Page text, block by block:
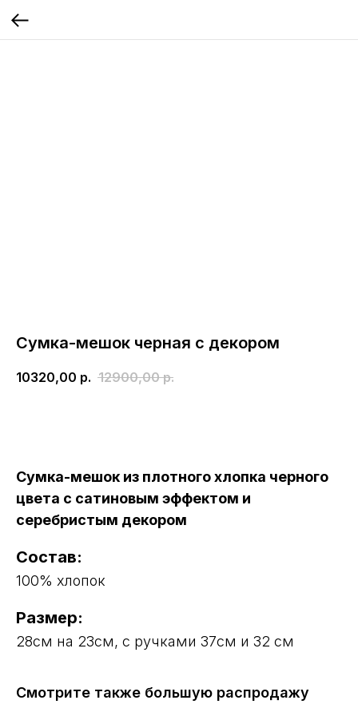
Сумка-мешок черная с декором
10320,00 р. 12900,00 р.
Сумка-мешок из плотного хлопка черного
цвета с сатиновым эффектом и
серебристым декором
Состав:
100% хлопок
Размер:
28см на 23см, с ручками 37см и 32 см
Смотрите также большую распродажу